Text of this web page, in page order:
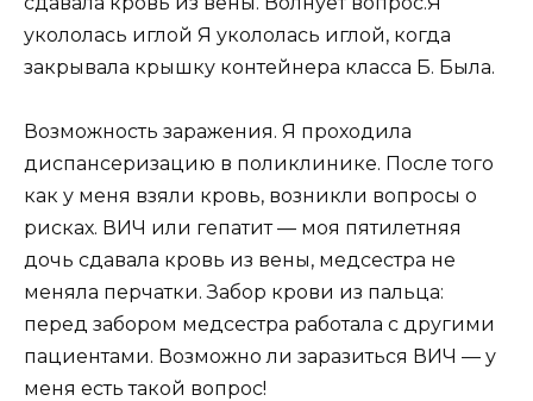
укололась иглой Я укололась иглой, когда
закрывала крышку контейнера класса Б. Была.
Возможность заражения. Я проходила
диспансеризацию в поликлинике. После того
как у меня взяли кровь, возникли вопросы о
рисках. ВИЧ или гепатит — моя пятилетняя
дочь сдавала кровь из вены, медсестра не
меняла перчатки. Забор крови из пальца:
перед забором медсестра работала с другими
пациентами. Возможно ли заразиться ВИЧ — у
меня есть такой вопрос!